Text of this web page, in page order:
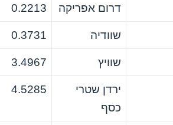
דרום אפריקה 0.2213
שוודיה 0.3731
שוויץ 3.4967
ירדן שטרי
כסף
4.5285